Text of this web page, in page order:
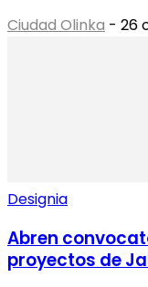
Ciudad Olinka - 26
Designia
Abren
proyectos de